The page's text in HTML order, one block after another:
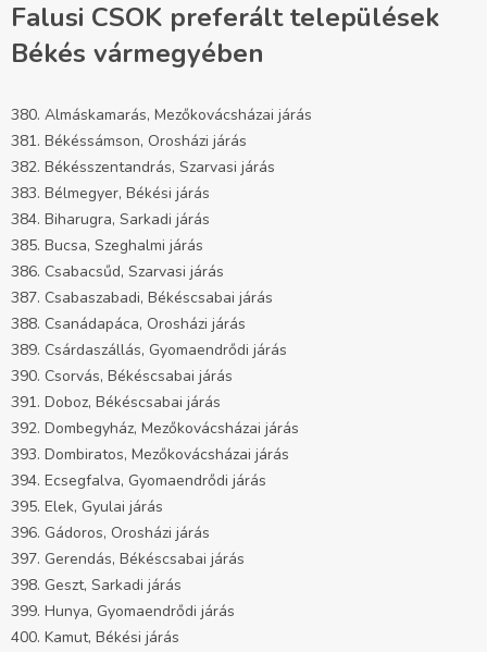
Falusi CSOK preferált települések
Békés vármegyében
380. Almáskamarás, Mezőkovácsházai járás
381. Békéssámson, Orosházi járás
382. Békésszentandrás, Szarvasi járás
383. Bélmegyer, Békési járás
384. Biharugra, Sarkadi járás
385. Bucsa, Szeghalmi járás
386. Csabacsűd, Szarvasi járás
387. Csabaszabadi, Békéscsabai járás
388. Csanádapáca, Orosházi járás
389. Csárdaszállás, Gyomaendrődi járás
390. Csorvás, Békéscsabai járás
391. Doboz, Békéscsabai járás
392. Dombegyház, Mezőkovácsházai járás
393. Dombiratos, Mezőkovácsházai járás
394. Ecsegfalva, Gyomaendrődi járás
395. Elek, Gyulai járás
396. Gádoros, Orosházi járás
397. Gerendás, Békéscsabai járás
398. Geszt, Sarkadi járás
399. Hunya, Gyomaendrődi járás
400. Kamut, Békési járás